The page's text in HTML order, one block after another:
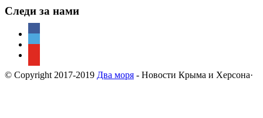
Следи за нами
© Copyright 2017-2019 Два моря - Новости Крыма и Херсона·